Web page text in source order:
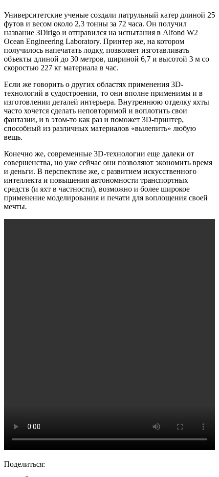
Университетские ученые создали патрульный катер длиной 25
футов и весом около 2,3 тонны за 72 часа. Он получил
название 3Dirigo и отправился на испытания в Alfond W2
Ocean Engineering Laboratory. Принтер же, на котором
получилось напечатать лодку, позволяет изготавливать
объекты длиной до 30 метров, шириной 6,7 и высотой 3 м со
скоростью 227 кг материала в час.
Если же говорить о других областях применения 3D-
технологий в судостроении, то они вполне применимы и в
изготовлении деталей интерьера. Внутреннюю отделку яхты
часто хочется сделать неповторимой и воплотить свои
фантазии, и в этом-то как раз и поможет 3D-принтер,
способный из различных материалов «вылепить» любую
вещь.
Конечно же, современные 3D-технологии еще далеки от
совершенства, но уже сейчас они позволяют экономить время
и деньги. В перспективе же, с развитием искусственного
интеллекта и повышения автономности транспортных
средств (и яхт в частности), возможно и более широкое
применение моделирования и печати для воплощения своей
мечты.
Поделиться: